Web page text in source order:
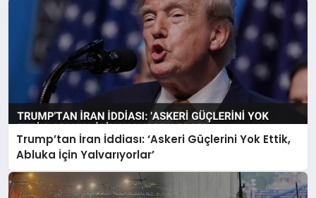
Trump’tan İran İddiası: ‘Askeri Güçlerini Yok Ettik,
Abluka İçin Yalvarıyorlar’